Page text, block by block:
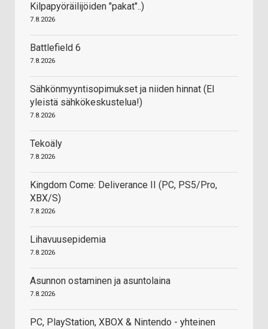
Kilpapyöräilijöiden "pakat"..)
7.8.2026
Battlefield 6
7.8.2026
Sähkönmyyntisopimukset ja niiden hinnat (EI
yleistä sähkökeskustelua!)
7.8.2026
Tekoäly
7.8.2026
Kingdom Come: Deliverance II (PC, PS5/Pro,
XBX/S)
7.8.2026
Lihavuusepidemia
7.8.2026
Asunnon ostaminen ja asuntolaina
7.8.2026
PC, PlayStation, XBOX & Nintendo - yhteinen